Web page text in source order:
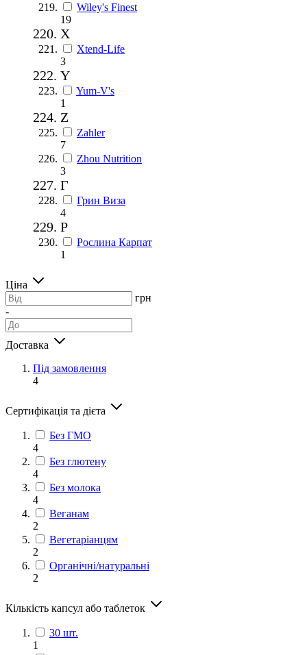
Wiley's Finest
19
X
Xtend-Life
3
Y
Yum-V's
1
Z
Zahler
7
Zhou Nutrition
3
Г
Грин Виза
4
Р
Рослина Карпат
1
Ціна
грн
-
Доставка
Під замовлення
4
Сертифікація та дієта
Без ГМО
4
Без глютену
4
Без молока
4
Веганам
2
Вегетаріанцям
2
Органічні/натуральні
2
Кількість капсул або таблеток
30 шт.
1